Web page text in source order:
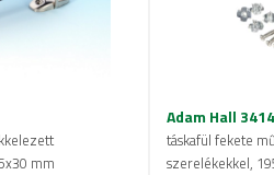
mm
Adam Hall
táskafül fekete
szerelékekkel,